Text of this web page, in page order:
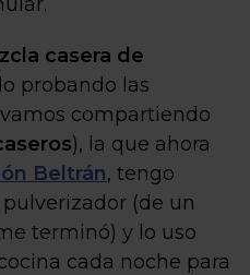
casera de
probando las
compartiendo
), la que ahora
Beltrán, tengo
(de un
terminó) y lo uso
cada noche para